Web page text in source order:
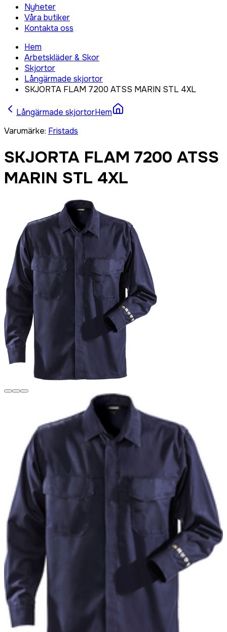
Nyheter
Våra butiker
Kontakta oss
Hem
Arbetskläder & Skor
Skjortor
Långärmade skjortor
SKJORTA FLAM 7200 ATSS MARIN STL 4XL
Långärmade skjortorHem
Varumärke: Fristads
SKJORTA FLAM 7200 ATSS
MARIN STL 4XL